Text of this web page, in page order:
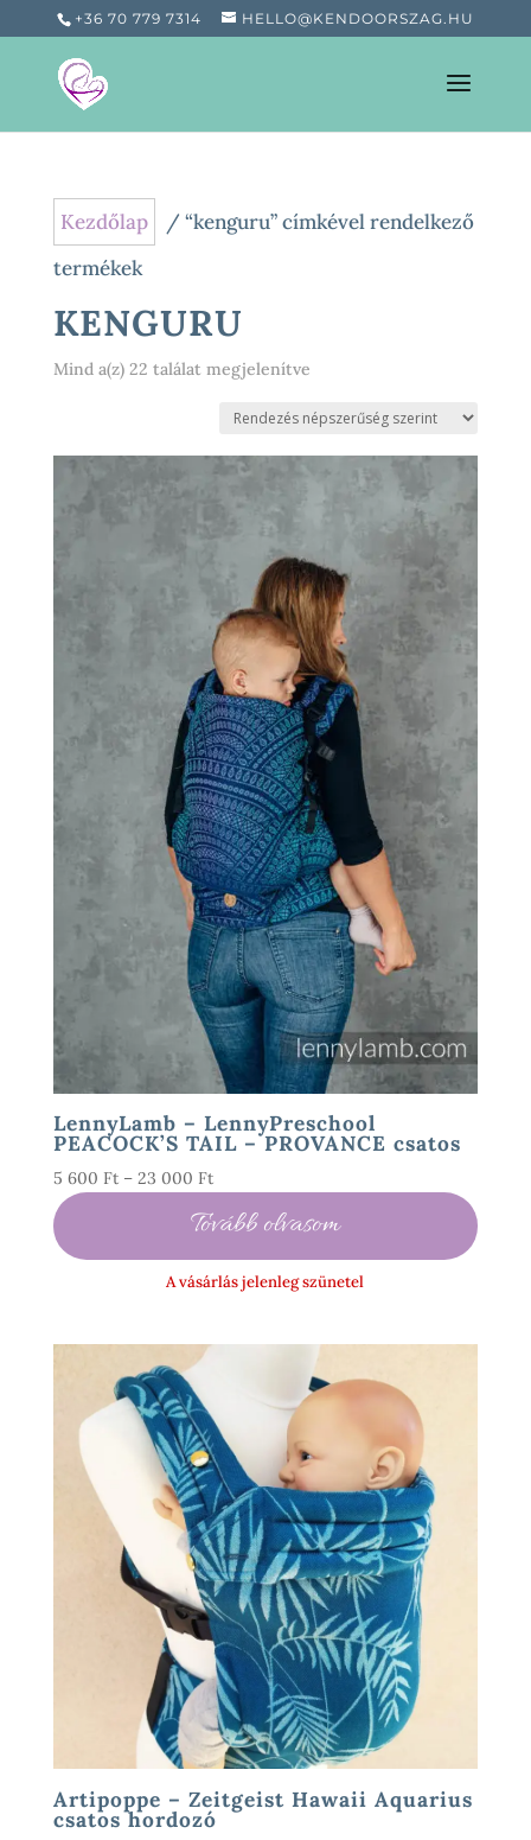
+36 70 779 7314 HELLO@KENDOORSZAG.HU
Kezdőlap
/ “kenguru” címkével rendelkező
termékek
KENGURU
Mind a(z) 22 találat megjelenítveSorted
popularity
LennyLamb – LennyPreschool
PEACOCK’S TAIL – PROVANCE csatos
5 600 Ft – 23 000 FtÁrtartomány:
600 Ft
-
23
Tovább olvasom
A vásárlás jelenleg szünetel
Artipoppe – Zeitgeist Hawaii Aquarius
csatos hordozó